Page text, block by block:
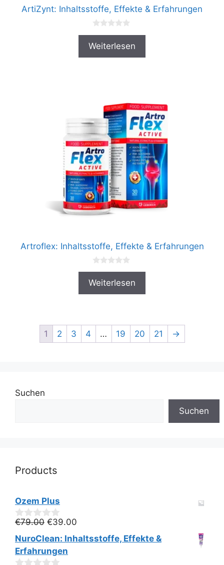
ArtiZynt: Inhaltsstoffe, Effekte & Erfahrungen
o
Weiterlesen
Artroflex: Inhaltsstoffe, Effekte & Erfahrungen
0
o
Weiterlesen
1 2 3 4 … 19 20 21 →
Suchen
Suchen
Products
Ozem Plus
0
v
o
n
5
€79.00 Ursprünglicher
Preis
war:
€79.00
€39.00
Preis
NuroClean: Inhaltsstoffe, Effekte &
Erfahrungen